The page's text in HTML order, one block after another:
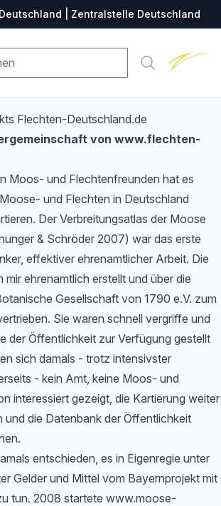
| Zentralstelle Deutschland
Suche
Flechten-Deutschland.de
von www.flechten-
Moos- und Flechtenfreunden hat es
und Flechten in Deutschland
Der Verbreitungsatlas der Moose
& Schröder 2007) war das erste
effektiver ehrenamtlicher Arbeit. Die
ehrenamtlich erstellt und über die
Gesellschaft von 1790 e.V. zum
Sie waren schnell vergriffe und
der Öffentlichkeit zur Verfügung gestellt
sich damals - trotz intensivster
- kein Amt, keine Moos- und
interessiert gezeigt, die Kartierung weiter
und die Datenbank der Öffentlichkeit
entschieden, es in Eigenregie unter
Gelder und Mittel vom Bayernprojekt mit
tun. 2008 startete www.moose-